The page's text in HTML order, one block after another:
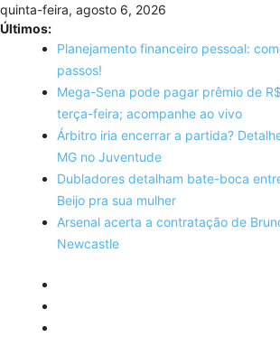
Skip
to
content
quinta-feira, agosto 6, 2026
Últimos:
Planejamento financeiro pessoal:
passos!
Mega-Sena pode pagar prêmio de
terça-feira; acompanhe ao vivo
Árbitro iria encerrar a partida?
MG no Juventude
Dubladores detalham bate-boca
Beijo pra sua mulher
Arsenal acerta a contratação de
Newcastle